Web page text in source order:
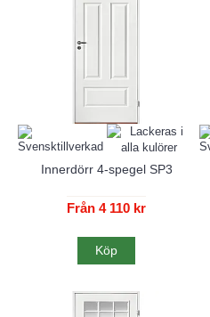
Innerdörr 4-spegel SP3
Från 4 110 kr
Köp